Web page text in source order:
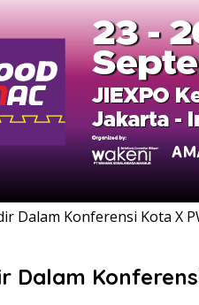
Dalam Konferensi Kota X
Dalam